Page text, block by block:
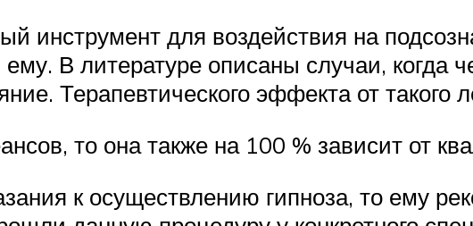
инструмент для воздействия на
В литературе описаны случаи, когда
Терапевтического эффекта от такого
то она также на 100 % зависит от
к осуществлению гипноза, то ему